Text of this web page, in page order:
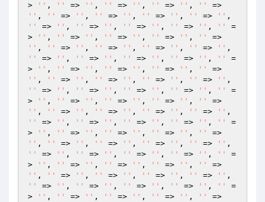
>
'' , '' => '' , '' => '' , '' => '' , ''
'' , '' => '' , '' => '' , '' => '' , '' => ''
''
=> '' , '' => '' , '' => '' , '' => '' , ''
=
>
'' , '' => '' , '' => '' , '' => '' , ''
'' , '' => '' , '' => '' , '' => '' , '' => ''
''
=> '' , '' => '' , '' => '' , '' => '' , ''
=
>
'' , '' => '' , '' => '' , '' => '' , ''
'' , '' => '' , '' => '' , '' => '' , '' => ''
''
=> '' , '' => '' , '' => '' , '' => '' , ''
=
>
'' , '' => '' , '' => '' , '' => '' , ''
'' , '' => '' , '' => '' , '' => '' , '' => ''
''
=> '' , '' => '' , '' => '' , '' => '' , ''
=
>
'' , '' => '' , '' => '' , '' => '' , ''
'' , '' => '' , '' => '' , '' => '' , '' => ''
''
=> '' , '' => '' , '' => '' , '' => '' , ''
=
>
'' , '' => '' , '' => '' , '' => '' , ''
'' , '' => '' , '' => '' , '' => '' , '' => ''
''
=> '' , '' => '' , '' => '' , '' => '' , ''
=
>
'' , '' => '' , '' => '' , '' => '' , ''